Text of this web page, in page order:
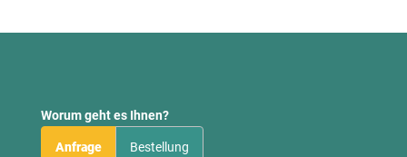
Worum geht es Ihnen?
Anfrage Bestellung